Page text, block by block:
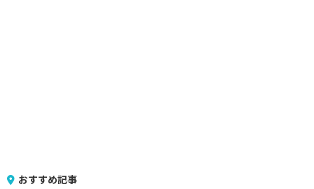
おすすめ記事